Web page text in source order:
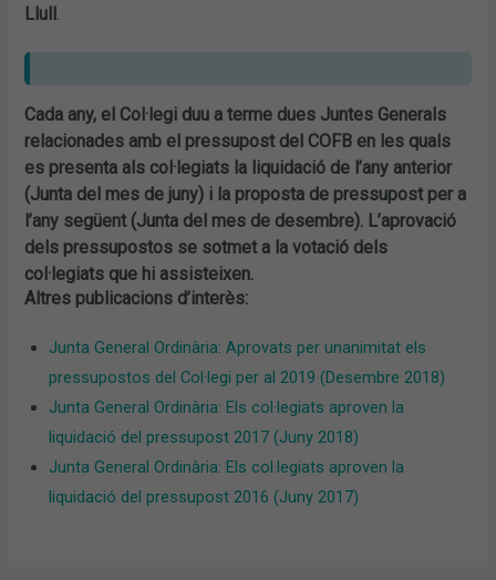
Llull .
Cada any, el Col·legi duu a terme dues Juntes Generals
relacionades amb el pressupost del COFB en les quals
es presenta als col·legiats la liquidació de l’any anterior
(Junta del mes de juny) i la proposta de pressupost per a
l’any següent (Junta del mes de desembre). L’aprovació
dels pressupostos se sotmet a la votació dels
col·legiats que hi assisteixen.
Altres publicacions d’interès:
Junta General Ordinària: Aprovats per unanimitat els
pressupostos del Col·legi per al 2019 (Desembre 2018)
Junta General Ordinària: Els col·legiats aproven la
liquidació del pressupost 2017 (Juny 2018)
Junta General Ordinària: Els col·legiats aproven la
liquidació del pressupost 2016 (Juny 2017)